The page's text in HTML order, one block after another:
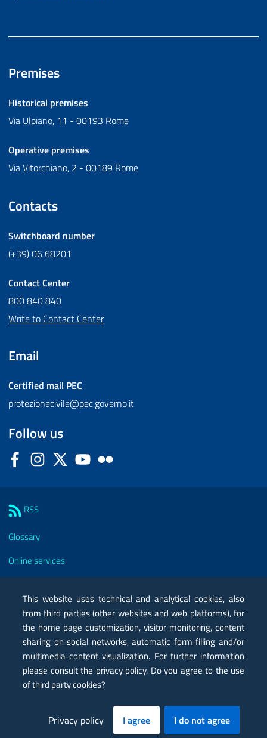
Premises
Historical premises
Via Ulpiano, 11 - 00193 Rome
Operative premises
Via Vitorchiano, 2 - 00189 Rome
Contacts
Switchboard number
(+39) 06 68201
Contact Center
800 840 840
Write to Contact Center
Email
Certified mail PEC
protezionecivile@pec.governo.it
Follow us
FacebookInstagram
Twitter YouTube
RSS
Glossary
Online services
Certified mail PEC
Privacy
Legal notes
Contacts
Accessibility statement
This website uses technical and analytical cookies, also
from third parties (other websites and web platforms), for
the home page customization, visitor monitoring, content
sharing on social networks, automatic form filling and/or
multimedia content visualization. For further information
please consult the privacy policy. Do you agree to the use
of third party cookies?
Privacy policy I agree I do not agree